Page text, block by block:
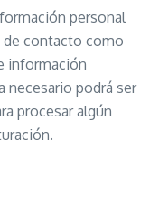
personal
contacto como
información
necesario podrá ser
procesar algún